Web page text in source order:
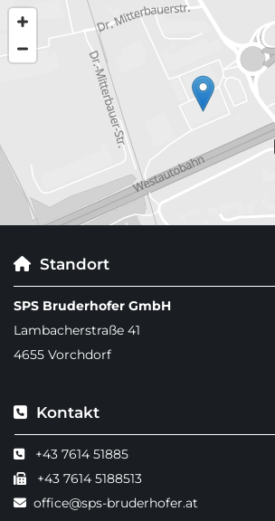
 Standort
SPS Bruderhofer GmbH
Lambacherstraße 41
4655 Vorchdorf
 Kontakt
 +43 7614 51885
 +43 7614 5188513
 office@sps-bruderhofer.at